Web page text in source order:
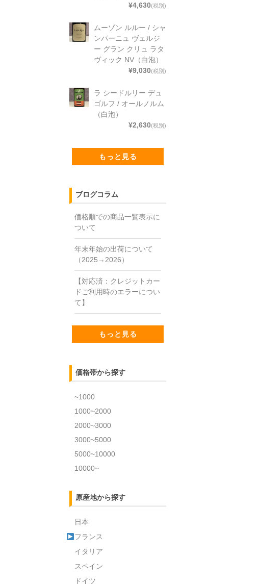
¥4,630(税別)
ムーゾン ルルー / シャ
ンパーニュ ヴェルジ
ー グラン クリュ ラタ
ヴィック NV（白泡）
¥9,030(税別)
ラ シードルリー デュ
ゴルフ / オールノルム
（白泡）
¥2,630(税別)
もっと見る
ブログコラム
価格順での商品一覧表示に
ついて
年末年始の出荷について
（2025→2026）
【対応済：クレジットカー
ドご利用時のエラーについ
て】
もっと見る
価格帯から探す
~1000
1000~2000
2000~3000
3000~5000
5000~10000
10000~
原産地から探す
日本
フランス
イタリア
スペイン
ドイツ